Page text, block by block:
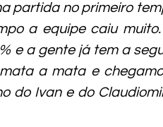
partida no primeiro
a equipe caiu
e a gente já tem a
a mata e
do Ivan e do